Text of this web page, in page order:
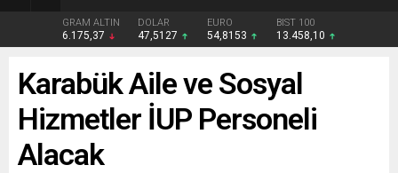
GRAM ALTIN
6.175,37
DOLAR
47,5127
EURO
54,8153
BIST 100
13.458,10
Karabük Aile ve Sosyal
Hizmetler İUP Personeli
Alacak